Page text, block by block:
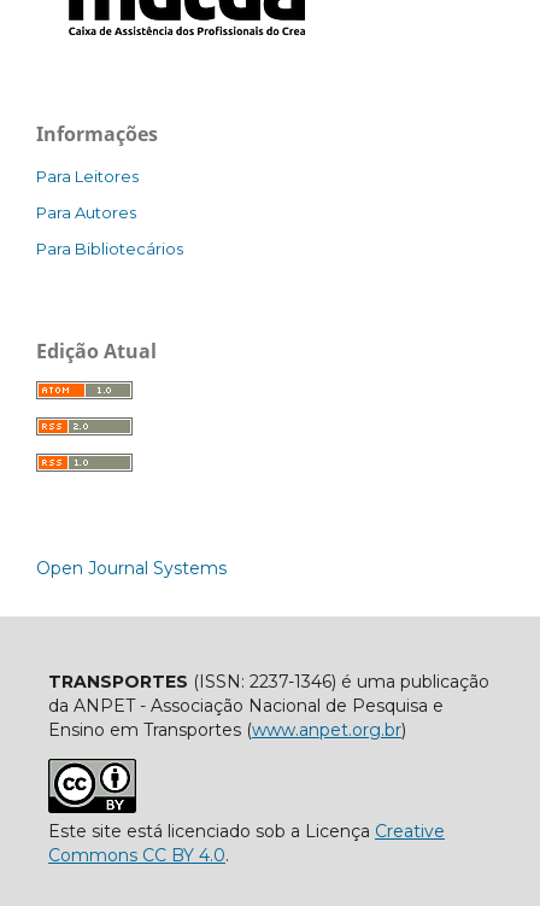
Informações
Para Leitores
Para Autores
Para Bibliotecários
Edição Atual
Open Journal Systems
TRANSPORTES (ISSN: 2237-1346) é uma publicação
da ANPET - Associação Nacional de Pesquisa e
Ensino em Transportes (www.anpet.org.br)
Este site está licenciado sob a Licença Creative
Commons CC BY 4.0.